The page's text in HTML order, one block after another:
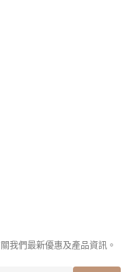
我們最新優惠及產品資訊。